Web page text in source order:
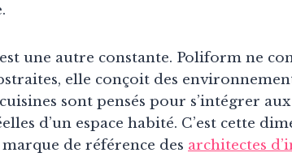
une autre constante. Poliform ne
elle conçoit des
sont pensés pour s’intégrer
d’un espace habité. C’est cette
de référence des architectes